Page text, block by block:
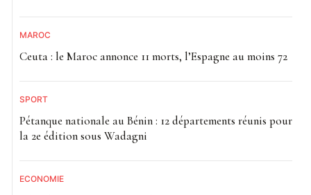
MAROC
Ceuta : le Maroc annonce 11 morts, l’Espagne au moins 72
SPORT
Pétanque nationale au Bénin : 12 départements réunis pour
la 2e édition sous Wadagni
ECONOMIE